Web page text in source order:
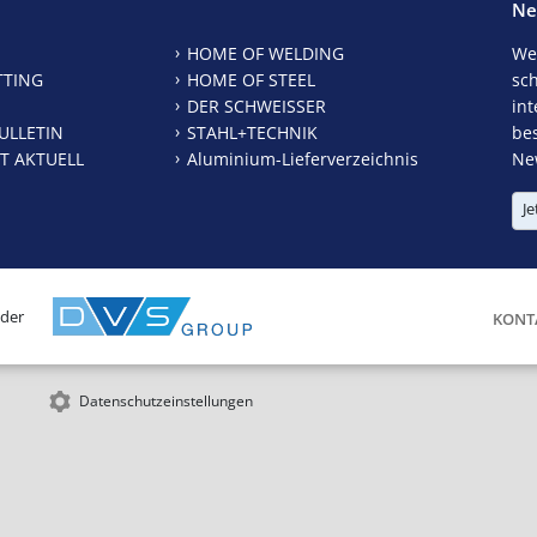
AKTUELL
HOME OF WELDING
HOME OF STEEL
DER SCHWEISSER
STAHL+TECHNIK
Aluminium-Lieferverzeichnis
Datenschutzeinstellungen